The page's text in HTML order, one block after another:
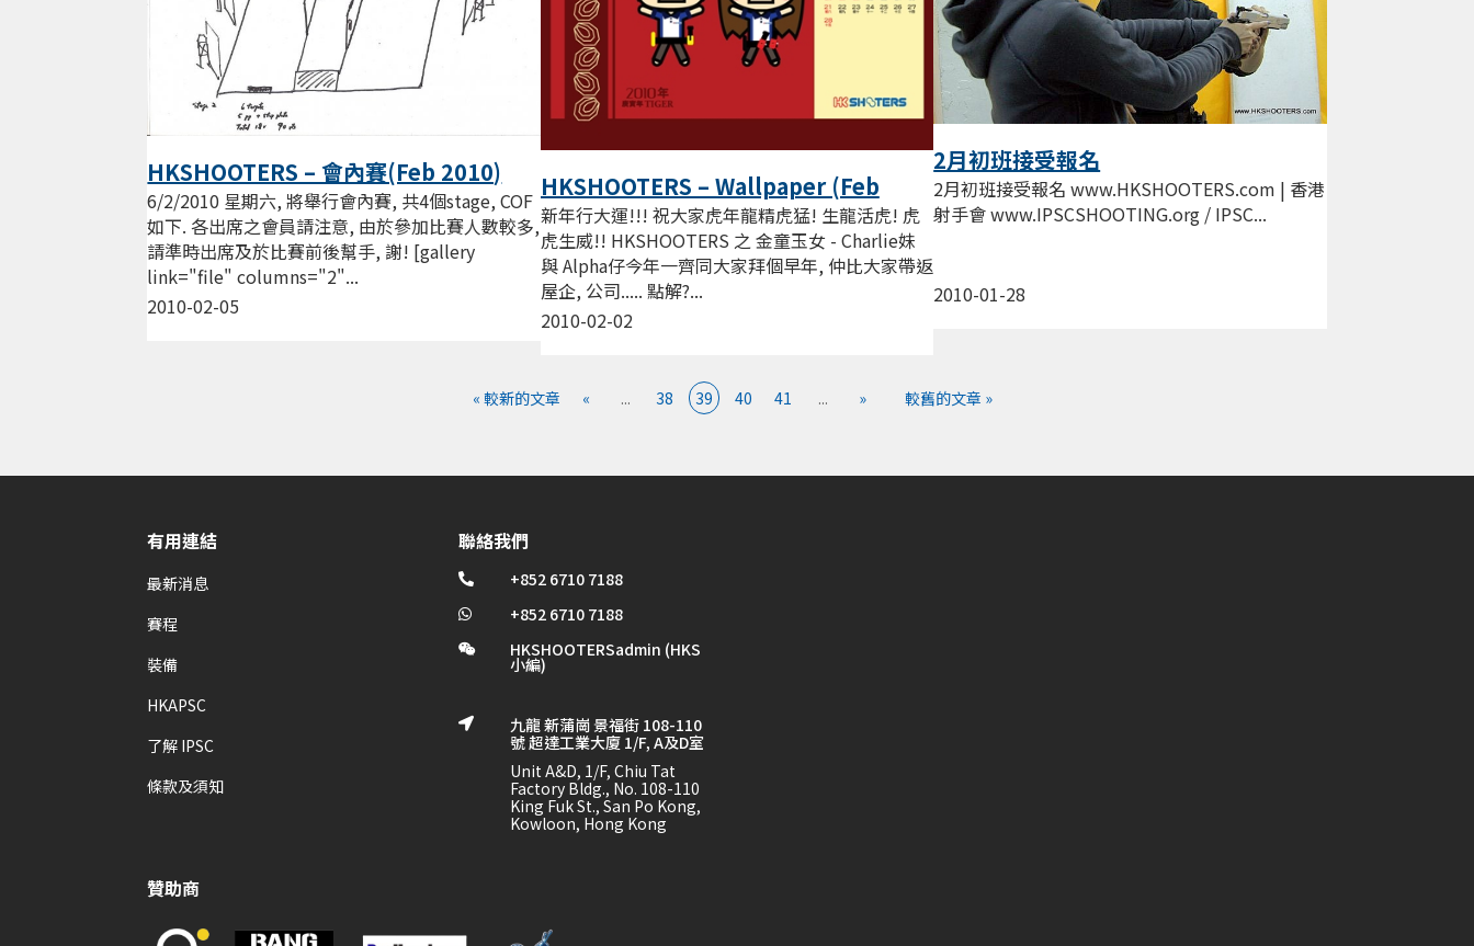
HKSHOOTERS – 會內賽(Feb 2010)
2010-02-05
6/2/2010 星期六, 將舉行會內賽, 共4個stage, COF
如下. 各出席之會員請注意, 由於參加比賽人數較多,
請準時出席及於比賽前後幫手, 謝! [gallery
link="file" columns="2"...
HKSHOOTERS – Wallpaper (Feb
2010)
2010-02-02
新年行大運!!! 祝大家虎年龍精虎猛! 生龍活虎! 虎
虎生威!! HKSHOOTERS 之 金童玉女 - Charlie妹
與 Alpha仔今年一齊同大家拜個早年, 仲比大家帶返
屋企, 公司..... 點解?...
2月初班接受報名
2010-01-28
2月初班接受報名 www.HKSHOOTERS.com | 香港
射手會 www.IPSCSHOOTING.org / IPSC...
« 較新的文章 « ... 38 39 40 41 ... » 較舊的文章 »
有用連結
最新消息
賽程
裝備
HKAPSC
了解 IPSC
條款及須知
聯絡我們
 +852 6710 7188
 +852 6710 7188
 HKSHOOTERSadmin (HKS
小編)

九龍 新蒲崗 景福街 108-110
號 超達工業大廈 1/F, A及D室
Unit A&D, 1/F, Chiu Tat
Factory Bldg., No. 108-110
King Fuk St., San Po Kong,
Kowloon, Hong Kong
贊助商